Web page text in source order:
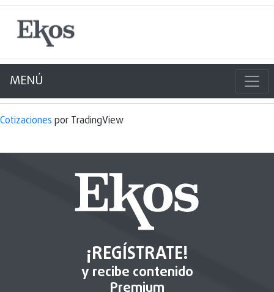
MENÚ
Cotizaciones por TradingView
¡REGÍSTRATE!
y recibe contenido